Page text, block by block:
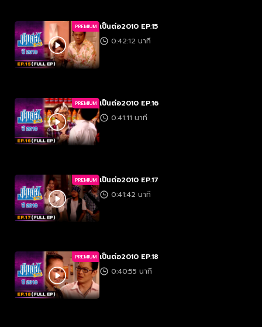
PREMIUM เป็นต่อ2010 EP.15
0:42:12 นาที
PREMIUM เป็นต่อ2010 EP.16
0:41:11 นาที
PREMIUM เป็นต่อ2010 EP.17
0:41:42 นาที
PREMIUM เป็นต่อ2010 EP.18
0:40:55 นาที